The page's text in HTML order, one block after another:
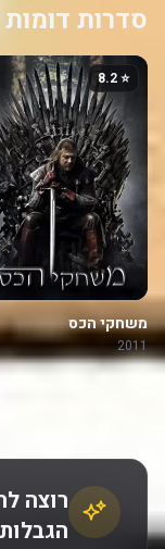
סדרות דומות
⭐ 8.2
משחקי הכס
2011
רוצה